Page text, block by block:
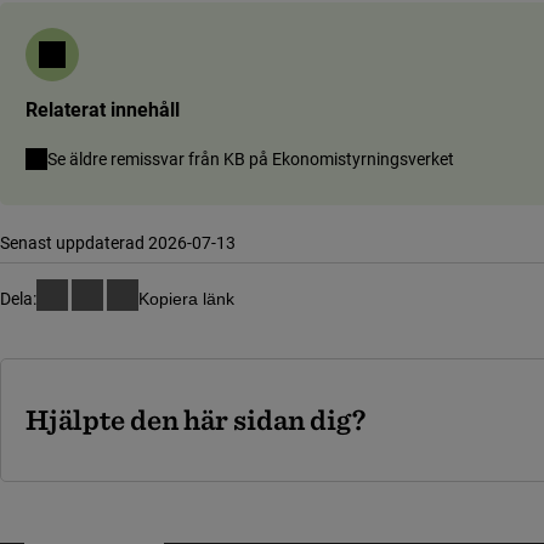
Relaterat innehåll
Se äldre remissvar från KB på Ekonomistyrningsverket
Senast uppdaterad 2026-07-13
Dela: Kopiera länk
Hjälpte den här sidan dig?